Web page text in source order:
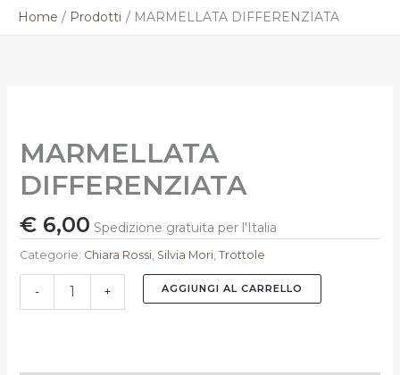
Home Prodotti MARMELLATA DIFFERENZIATA
MARMELLATA
DIFFERENZIATA
€6,00 Spedizione gratuita per l'Italia
Categorie: Chiara Rossi, Silvia Mori, Trottole
- + AGGIUNGI AL CARRELLO